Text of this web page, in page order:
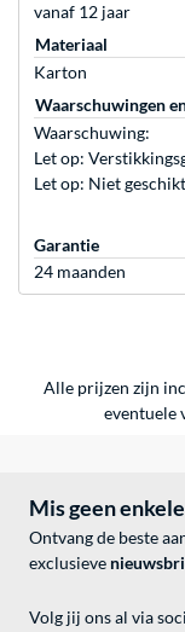
vanaf 12 jaar
Materiaal
Karton
Waarschuwingen
Waarschuwing:
Let op:
Let op: Niet
Garantie
24 maanden
Alle prijzen zijn
eventuele
Mis geen
Ontvang de beste
exclusieve
Volg jij ons al via